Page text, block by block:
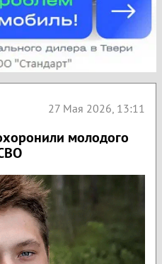
27 Мая 2026, 13:11
молодого